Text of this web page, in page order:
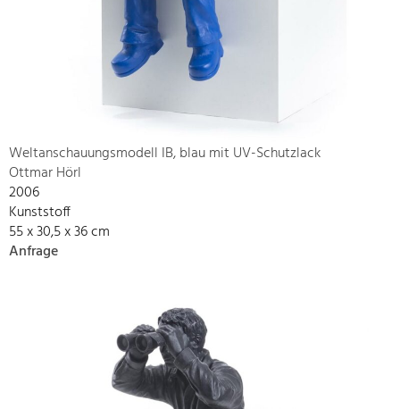
Weltanschauungsmodell IB, blau mit UV-Schutzlack
Ottmar Hörl
2006
Kunststoff
55 x 30,5 x 36 cm
Anfrage